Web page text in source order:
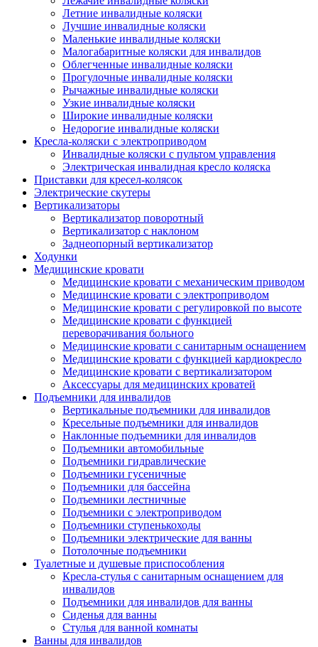
Летние инвалидные коляски
Лучшие инвалидные коляски
Маленькие инвалидные коляски
Малогабаритные коляски для инвалидов
Облегченные инвалидные коляски
Прогулочные инвалидные коляски
Рычажные инвалидные коляски
Узкие инвалидные коляски
Широкие инвалидные коляски
Недорогие инвалидные коляски
Кресла-коляски с электроприводом
Инвалидные коляски с пультом управления
Электрическая инвалидная кресло коляска
Приставки для кресел-колясок
Электрические скутеры
Вертикализаторы
Вертикализатор поворотный
Вертикализатор с наклоном
Заднеопорный вертикализатор
Ходунки
Медицинские кровати
Медицинские кровати с механическим приводом
Медицинские кровати с электроприводом
Медицинские кровати с регулировкой по высоте
Медицинские кровати с функцией
переворачивания больного
Медицинские кровати с санитарным оснащением
Медицинские кровати с функцией кардиокресло
Медицинские кровати с вертикализатором
Аксессуары для медицинских кроватей
Подъемники для инвалидов
Вертикальные подъемники для инвалидов
Кресельные подъемники для инвалидов
Наклонные подъемники для инвалидов
Подъемники автомобильные
Подъемники гидравлические
Подъемники гусеничные
Подъемники для бассейна
Подъемники лестничные
Подъемники с электроприводом
Подъемники ступенькоходы
Подъемники электрические для ванны
Потолочные подъемники
Туалетные и душевые приспособления
Кресла-стулья с санитарным оснащением для
инвалидов
Подъемники для инвалидов для ванны
Сиденья для ванны
Стулья для ванной комнаты
Ванны для инвалидов